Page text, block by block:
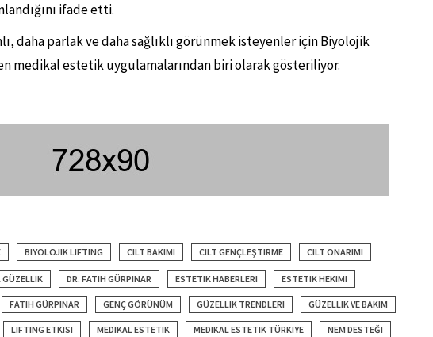
ifade etti.
daha parlak ve daha sağlıklı görünmek isteyenler için Biyolojik
medikal estetik uygulamalarından biri olarak gösteriliyor.
BIYOLOJIK LIFTING CILT BAKIMI CILT GENÇLEŞTIRME CILT ONARIMI
GÜZELLIK DR. FATIH GÜRPINAR ESTETIK HABERLERI ESTETIK HEKIMI
FATIH GÜRPINAR GENÇ GÖRÜNÜM GÜZELLIK TRENDLERI GÜZELLIK VE BAKIM
LIFTING ETKISI MEDIKAL ESTETIK MEDIKAL ESTETIK TÜRKIYE NEM DESTEĞI